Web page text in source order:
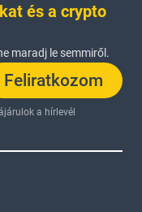
és a crypto
maradj le semmiről.
Feliratkozom
a hírlevél